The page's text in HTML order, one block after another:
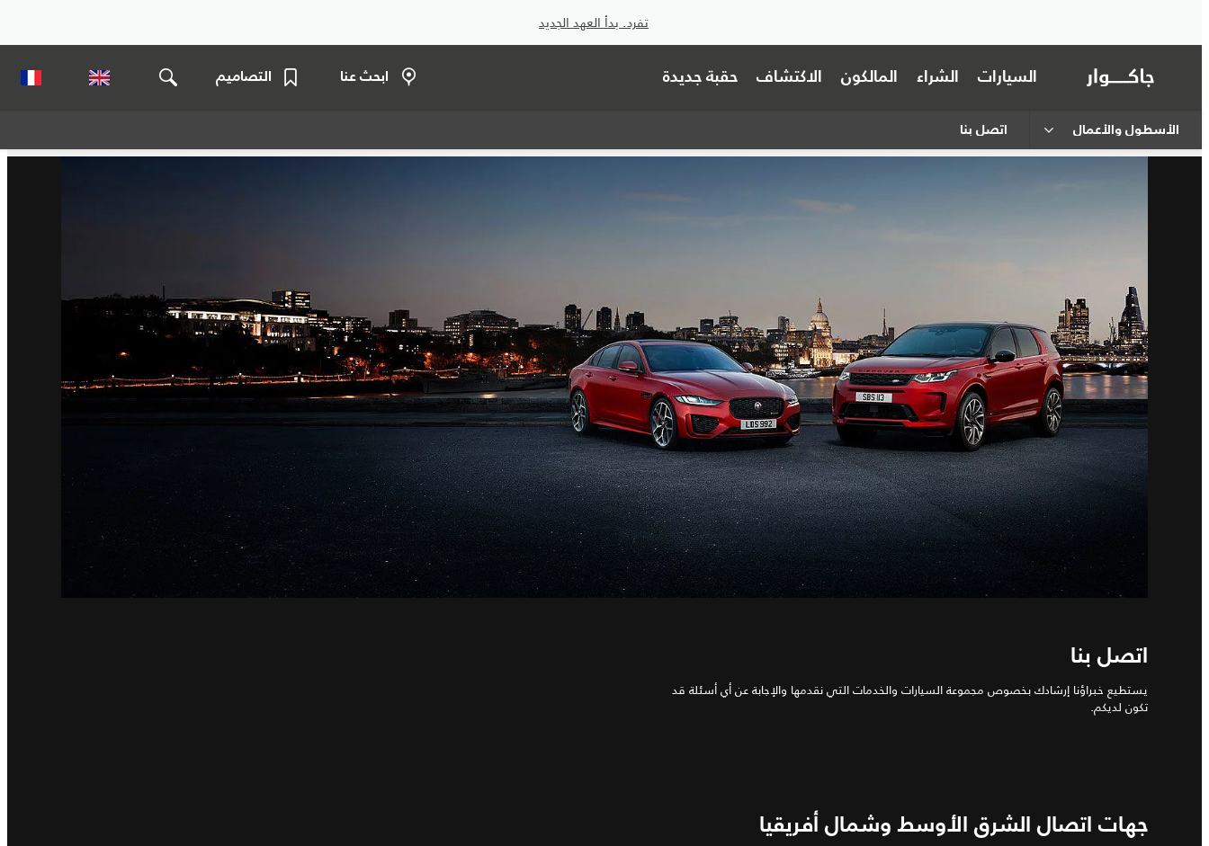
تفرد. بدأ العهد الجديد
السيارات الشراء المالكون الاكتشاف حقبة جديدة ابحث عنا التصاميم
الأسطول والأعمال اتصل بنا
اتصل بنا
يستطيع خبراؤنا إرشادك بخصوص مجموعة السيارات والخدمات التي نقدمها والإجابة عن أي أسئلة قد
تكون لديكم.
جهات اتصال الشرق الأوسط وشمال أفريقيا